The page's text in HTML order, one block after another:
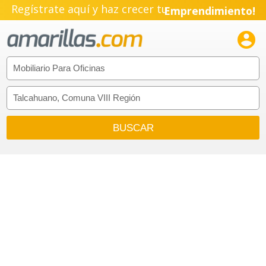
Regístrate aquí y haz crecer tuEmprendimiento!
